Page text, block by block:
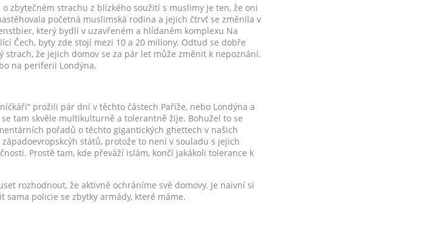
zbytečném strachu z blízkého soužití s muslimy je ten, že oni
početná muslimská rodina a jejich čtrvť se změnila v
který bydlí v uzavřeném a hlídaném komplexu Na
Čech, byty zde stojí mezi 10 a 20 miliony. Odtud se dobře
že jejich domov se za pár let může změnit k nepoznání.
na periferii Londýna.
prožili pár dní v těchto částech Paříže, nebo Londýna a
tam skvěle multikulturně a tolerantně žije. Bohužel to se
pořadů o těchto gigantických ghettech v našich
států, protože to není v souladu s jejich
Prostě tam, kde převáží islám, končí jakákoli tolerance k
rozhodnout, že aktivně ochráníme své domovy. Je naivní si
policie se zbytky armády, které máme.